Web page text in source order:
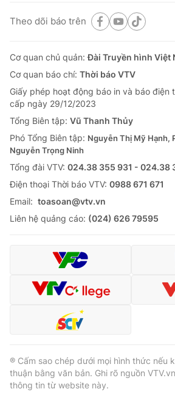
Theo dõi báo trên
Cơ quan chủ quản:Đài Truyền hình Việt
Cơ quan báo chí: Thời báo VTV
Giấy phép hoạt động báo in và báo điện
cấp ngày 29/12/2023
Tổng Biên tập: Vũ Thanh Thủy
Phó Tổng Biên tập: Nguyễn Thị Mỹ Hạnh,
Nguyễn Trọng Ninh
Tổng đài VTV: 024.38 355 931 - 024.38
Ðiện thoại Thời báo VTV: 0988 671 671
Email: toasoan@vtv.vn
Liên hệ quảng cáo: (024) 626 79595
® Cấm sao chép dưới mọi hình thức nếu
thuận bằng văn bản. Ghi rõ nguồn
thông tin từ website này.